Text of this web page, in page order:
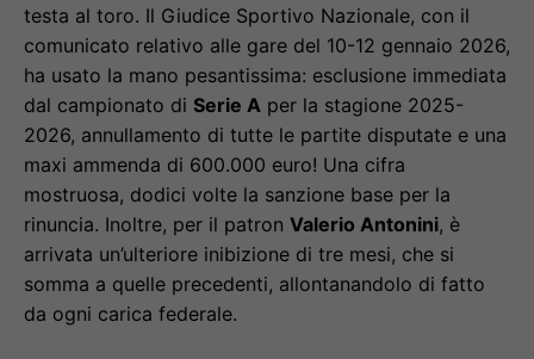
testa al toro. Il Giudice Sportivo Nazionale, con il
comunicato relativo alle gare del 10-12 gennaio 2026,
ha usato la mano pesantissima: esclusione immediata
dal campionato di Serie A per la stagione 2025-
2026, annullamento di tutte le partite disputate e una
maxi ammenda di 600.000 euro! Una cifra
mostruosa, dodici volte la sanzione base per la
rinuncia. Inoltre, per il patron Valerio Antonini, è
arrivata un’ulteriore inibizione di tre mesi, che si
somma a quelle precedenti, allontanandolo di fatto
da ogni carica federale.